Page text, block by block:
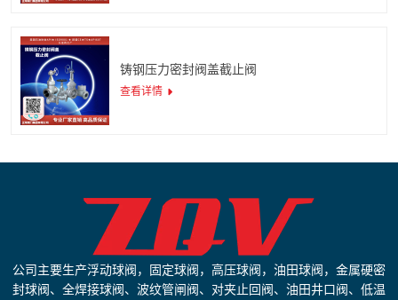
铸钢压力密封阀盖截止阀
查看详情
公司主要生产浮动球阀，固定球阀，高压球阀，油田球阀，金属硬密
封球阀、全焊接球阀、波纹管闸阀、对夹止回阀、油田井口阀、低温